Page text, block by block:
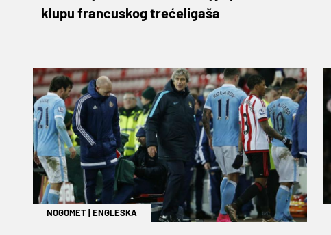
klupu francuskog trećeligaša
NOGOMET|ENGLESKA